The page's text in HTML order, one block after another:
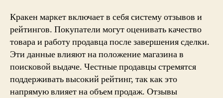
Кракен маркет включает в себя систему отзывов и
рейтингов. Покупатели могут оценивать качество
товара и работу продавца после завершения сделки.
Эти данные влияют на положение магазина в
поисковой выдаче. Честные продавцы стремятся
поддерживать высокий рейтинг, так как это
напрямую влияет на объем продаж. Отзывы